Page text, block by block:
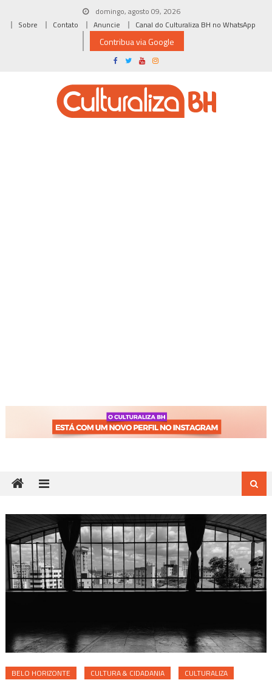
domingo, agosto 09, 2026
Sobre
Contato Anuncie Canal do Culturaliza BH no WhatsApp
Contribua via Google
BELO HORIZONTE CULTURA & CIDADANIA
CULTURALIZA